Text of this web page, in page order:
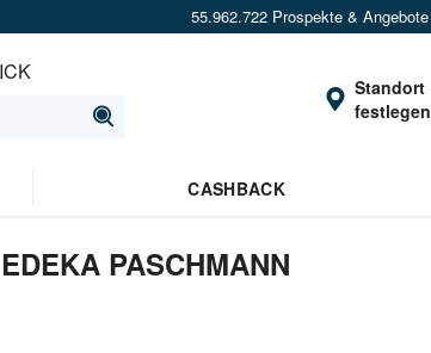
55.962.722 Prospekte & Angebote
Standort
festlegen
CASHBACK
PASCHMANN